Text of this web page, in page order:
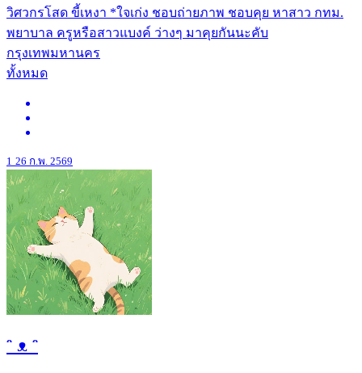
วิศวกรโสด ขี้เหงา *ใจเก่ง ชอบถ่ายภาพ ชอบคุย หาสาว กทม.
พยาบาล ครูหรือสาวแบงค์ ว่างๆ มาคุยกันนะคับ
กรุงเทพมหานคร
ทั้งหมด
1 26 ก.พ. 2569
ᵔ ᴥ ᵔ